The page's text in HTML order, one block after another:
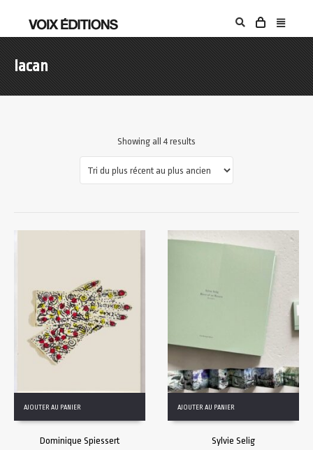
lacan
Showing all 4 results
AJOUTER AU PANIER
Dominique Spiessert
AJOUTER AU PANIER
Sylvie Selig